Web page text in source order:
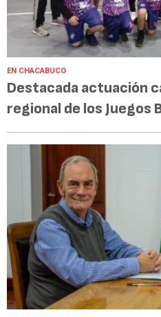
EN CHACABUCO
Destacada actuación
regional de los Juegos